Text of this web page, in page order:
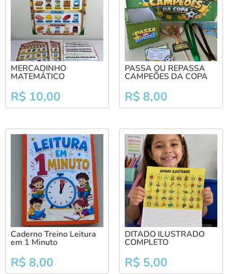
MERCADINHO
MATEMÁTICO
R$ 10,00
PASSA OU REPASSA
CAMPEÕES DA COPA
R$ 8,00
Caderno Treino Leitura
em 1 Minuto
R$ 8,00
DITADO ILUSTRADO
COMPLETO
R$ 5,00